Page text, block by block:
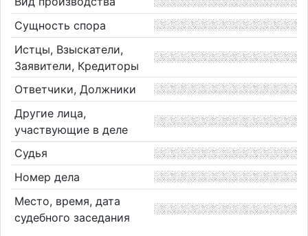
Сущность спора
Истцы, Взыскатели,
Заявители, Кредиторы
Ответчики, Должники
Другие лица,
участвующие в деле
Судья
Номер дела
Место, время, дата
судебного заседания